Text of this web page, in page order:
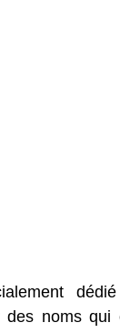
des noms qui